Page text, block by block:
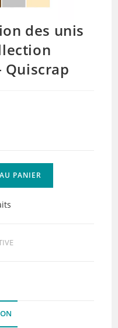
des unis
Quiscrap
PANIER